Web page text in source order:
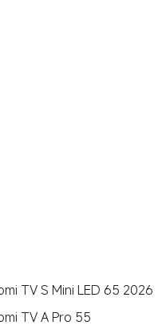
TV S Mini LED 65 2026
TV A Pro 55